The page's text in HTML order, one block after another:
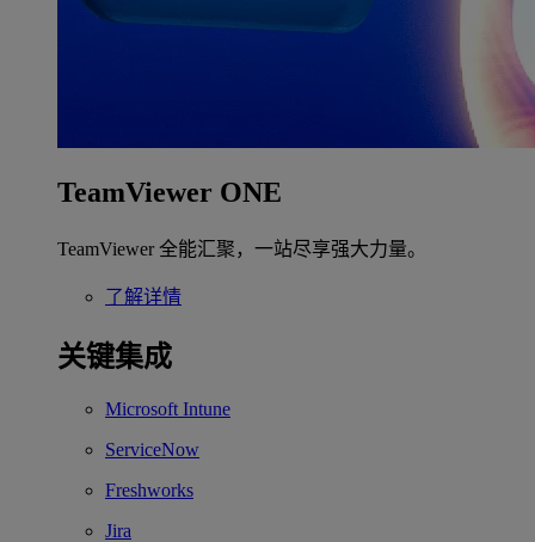
TeamViewer ONE
TeamViewer 全能汇聚，一站尽享强大力量。
了解详情
关键集成
Microsoft Intune
ServiceNow
Freshworks
Jira